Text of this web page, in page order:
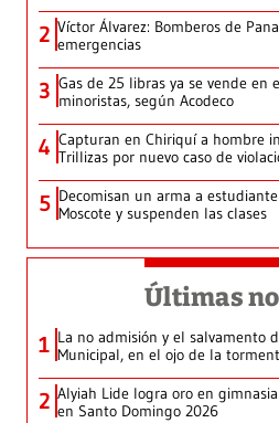
2 Víctor Álvarez: Bomberos de
emergencias
3 Gas de 25 libras ya se vende en
minoristas, según Acodeco
4 Capturan en Chiriquí a hombre
Trillizas por nuevo caso de
5 Decomisan un arma a
Moscote y suspenden las clases
Últimas
1 La no admisión y el salvamento
Municipal, en el ojo de la
2 Alyiah Lide logra oro en
en Santo Domingo 2026